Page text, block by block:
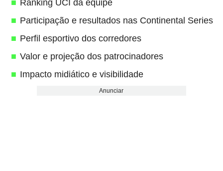
Ranking UCI da equipe
Participação e resultados nas Continental Series
Perfil esportivo dos corredores
Valor e projeção dos patrocinadores
Impacto midiático e visibilidade
Anunciar